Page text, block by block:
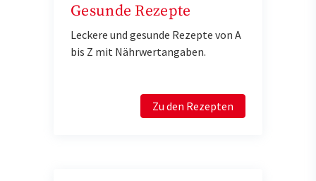
Gesunde Rezepte
Leckere und gesunde Rezepte von A
bis Z mit Nährwertangaben.
Zu den Rezepten